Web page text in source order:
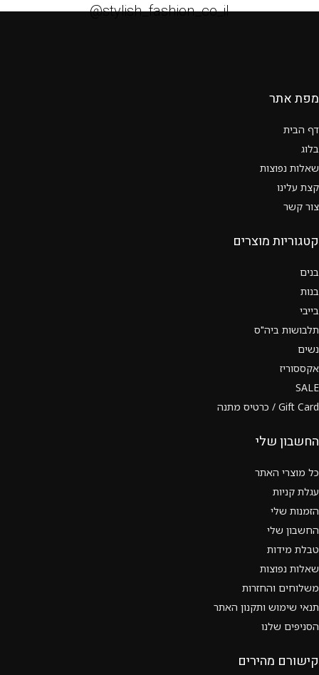
stylish_fashion_co_il@
מפת אתר
דף הבית
בלוג
שאלות נפוצות
קצת עלינו
צור קשר
קטגוריות מוצרים
בנים
בנות
בייבי
תלבושות ביה"ס
נשים
אקססוריז
SALE
Gift Card / כרטיס מתנה
החשבון שלי
כל מוצרי האתר
עגלת קניות
הזמנות שלי
החשבון שלי
טבלת מידות
שאלות נפוצות
משלוחים והחזרות
תנאי שימוש ותקנון האתר
הסניפים שלנו
קישורם מהירים